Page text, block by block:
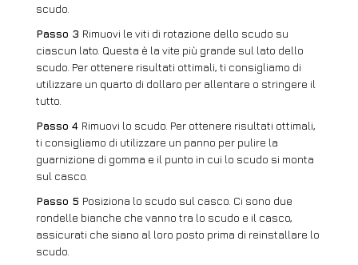
scudo.
Passo 3 Rimuovi le viti di rotazione dello scudo su
ciascun lato. Questa è la vite più grande sul lato dello
scudo. Per ottenere risultati ottimali, ti consigliamo di
utilizzare un quarto di dollaro per allentare o stringere il
tutto.
Passo 4 Rimuovi lo scudo. Per ottenere risultati ottimali,
ti consigliamo di utilizzare un panno per pulire la
guarnizione di gomma e il punto in cui lo scudo si monta
sul casco.
Passo 5 Posiziona lo scudo sul casco. Ci sono due
rondelle bianche che vanno tra lo scudo e il casco,
assicurati che siano al loro posto prima di reinstallare lo
scudo.